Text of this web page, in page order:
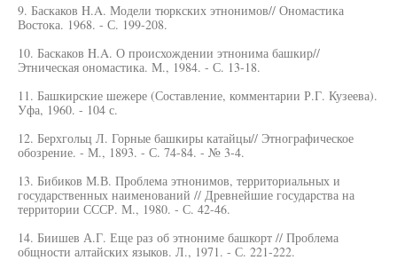
9. Баскаков H.A. Модели тюркских этнонимов// Ономастика
Востока. 1968. - С. 199-208.
10. Баскаков H.A. О происхождении этнонима башкир//
Этническая ономастика. М., 1984. - С. 13-18.
11. Башкирские шежере (Составление, комментарии Р.Г. Кузеева).
Уфа, 1960. - 104 с.
12. Берхгольц Л. Горные башкиры катайцы// Этнографическое
обозрение. - М., 1893. - С. 74-84. - № 3-4.
13. Бибиков М.В. Проблема этнонимов, территориальных и
государственных наименований // Древнейшие государства на
территории СССР. М., 1980. - С. 42-46.
14. Биишев А.Г. Еще раз об этнониме башкорт // Проблема
общности алтайских языков. Л., 1971. - С. 221-222.